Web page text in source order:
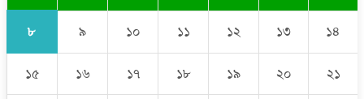
৮ ৯ ১০ ১১ ১২ ১৩ ১৪
১৫ ১৬ ১৭ ১৮ ১৯ ২০ ২১